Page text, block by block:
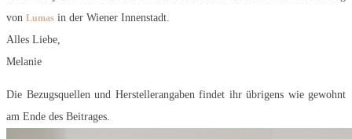
von Lumas in der Wiener Innenstadt.
Alles Liebe,
Melanie
Die Bezugsquellen und Herstellerangaben findet ihr übrigens wie gewohnt
am Ende des Beitrages.